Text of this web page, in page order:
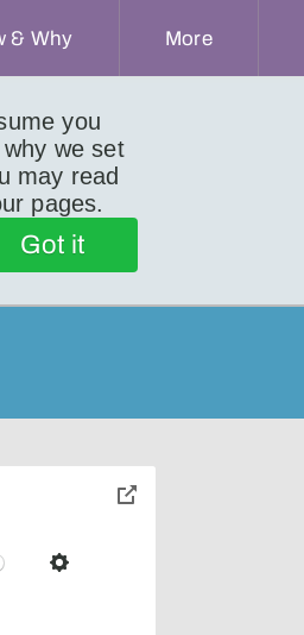
you
we set
may read
pages.
Got it
& Why More
Settings
toggle